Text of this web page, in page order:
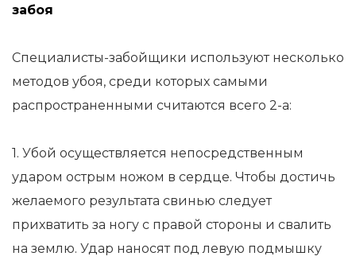
забоя
Специалисты-забойщики используют несколько
методов убоя, среди которых самыми
распространенными считаются всего 2-а:
1. Убой осуществляется непосредственным
ударом острым ножом в сердце. Чтобы достичь
желаемого результата свинью следует
прихватить за ногу с правой стороны и свалить
на землю. Удар наносят под левую подмышку